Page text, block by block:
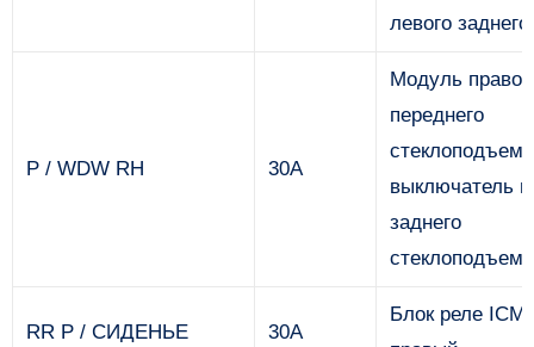
левого
P / WDW RH 30А
Модуль
переднего
выключатель
заднего
RR P / СИДЕНЬЕ 30А
Блок реле